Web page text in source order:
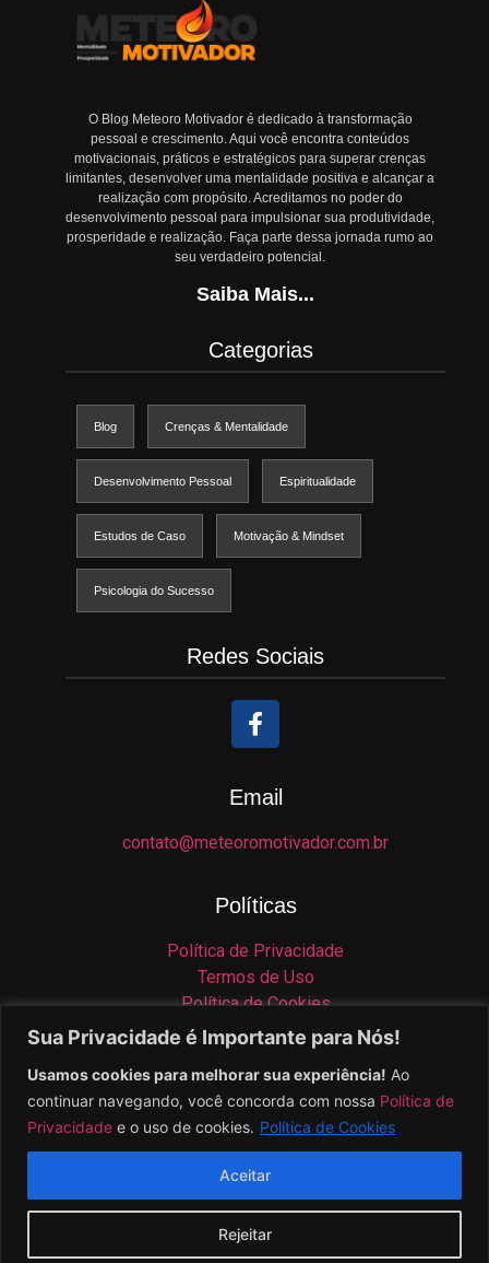
Sua Privacidade é Importante para Nós!
Usamos cookies para melhorar sua experiência! Ao
continuar navegando, você concorda com nossa Política de
Privacidade e o uso de cookies. Política de Cookies
Rejeitar
Aceitar
O Blog Meteoro Motivador é dedicado à transformação
pessoal e crescimento. Aqui você encontra conteúdos
motivacionais, práticos e estratégicos para superar crenças
limitantes, desenvolver uma mentalidade positiva e alcançar a
realização com propósito. Acreditamos no poder do
desenvolvimento pessoal para impulsionar sua produtividade,
prosperidade e realização. Faça parte dessa jornada rumo ao
seu verdadeiro potencial.
Saiba Mais...
Categorias
Blog Crenças & Mentalidade
Desenvolvimento Pessoal Espiritualidade
Estudos de Caso Motivação & Mindset
Psicologia do Sucesso
Redes Sociais
Email
contato@meteoromotivador.com.br
Políticas
Política de Privacidade
Termos de Uso
Política de Cookies
Isenção de Responsabilidade
Contato